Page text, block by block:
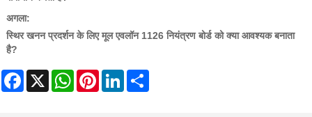
अगला:
स्थिर खनन प्रदर्शन के लिए मूल एवलॉन 1126 नियंत्रण बोर्ड को क्या आवश्यक बनाता
है?
Facebook
X WhatsAppPinterestLinkedIn